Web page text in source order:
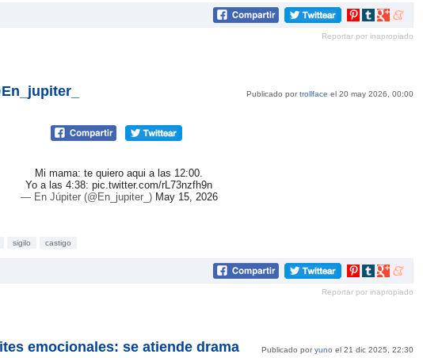
Compartir
Pinterest
Compartir
tumblr
Compartir
Google+
Reportar por inapropiado
Publicado portrollface el 20 may 2026, 00:00
Mi mama: te quiero aqui a las 12:00.
Yo a las 4:38: pic.twitter.com/rL73nzfh9n
— En Júpiter (@En_jupiter_) May 15, 2026
sigilo castigo
Compartir
Pinterest
Compartir
tumblr
Compartir
Google+
Reportar por inapropiado
Publicado poryuno el 21 dic 2025, 22:30
emocionales: se atiende drama